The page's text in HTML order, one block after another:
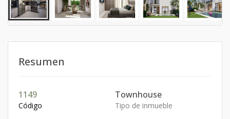
Resumen
1149
Código
Townhouse
Tipo de inmueble